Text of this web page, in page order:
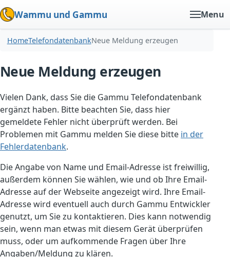
Wammu und Gammu Menu
HomeTelefondatenbankNeue Meldung erzeugen
Neue Meldung erzeugen
Vielen Dank, dass Sie die Gammu Telefondatenbank
ergänzt haben. Bitte beachten Sie, dass hier
gemeldete Fehler nicht überprüft werden. Bei
Problemen mit Gammu melden Sie diese bitte in der
Fehlerdatenbank.
Die Angabe von Name und Email-Adresse ist freiwillig,
außerdem können Sie wählen, wie und ob Ihre Email-
Adresse auf der Webseite angezeigt wird. Ihre Email-
Adresse wird eventuell auch durch Gammu Entwickler
genutzt, um Sie zu kontaktieren. Dies kann notwendig
sein, wenn man etwas mit diesem Gerät überprüfen
muss, oder um aufkommende Fragen über Ihre
Angaben/Meldung zu klären.